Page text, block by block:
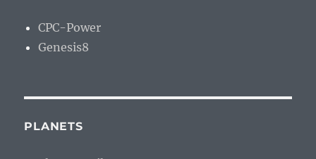
CPC-Power
Genesis8
PLANETS